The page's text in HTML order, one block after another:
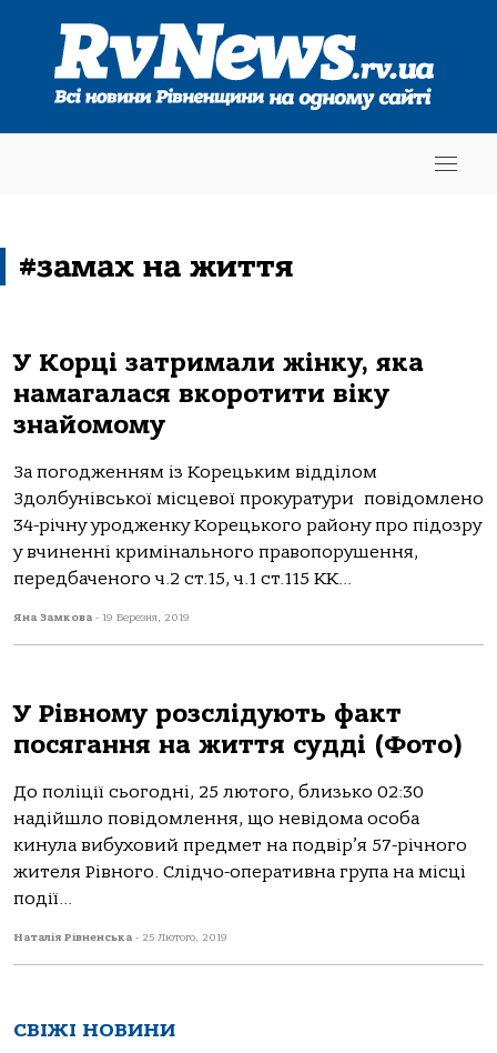
#замах на життя
У Корці затримали жінку, яка
намагалася вкоротити віку
знайомому
За погодженням із Корецьким відділом
Здолбунівської місцевої прокуратури повідомлено
34-річну уродженку Корецького району про підозру
у вчиненні кримінального правопорушення,
передбаченого ч.2 ст.15, ч.1 ст.115 КК...
Яна Замкова - 19 Березня, 2019
У Рівному розслідують факт
посягання на життя судді (Фото)
До поліції сьогодні, 25 лютого, близько 02:30
надійшло повідомлення, що невідома особа
кинула вибуховий предмет на подвір’я 57-річного
жителя Рівного. Слідчо-оперативна група на місці
події...
Наталія Рівненська - 25 Лютого, 2019
СВІЖІ НОВИНИ